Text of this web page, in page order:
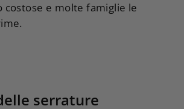
costose e molte famiglie le
serrature